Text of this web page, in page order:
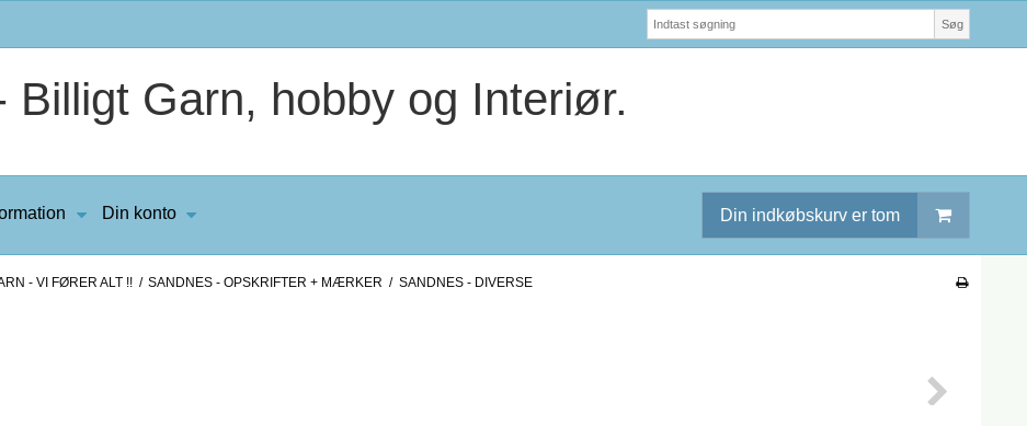
Søg
Billigt Garn, hobby og Interiør.
Din konto Din indkøbskurv er tom
- VI FØRER ALT !! / SANDNES - OPSKRIFTER + MÆRKER / SANDNES - DIVERSE